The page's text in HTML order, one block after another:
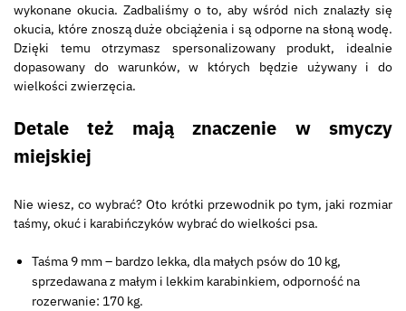
wykonane okucia. Zadbaliśmy o to, aby wśród nich znalazły się
okucia, które znoszą duże obciążenia i są odporne na słoną wodę.
Dzięki temu otrzymasz spersonalizowany produkt, idealnie
dopasowany do warunków, w których będzie używany i do
wielkości zwierzęcia.
Detale też mają znaczenie w smyczy
miejskiej
Nie wiesz, co wybrać? Oto krótki przewodnik po tym, jaki rozmiar
taśmy, okuć i karabińczyków wybrać do wielkości psa.
Taśma 9 mm – bardzo lekka, dla małych psów do 10 kg,
sprzedawana z małym i lekkim karabinkiem, odporność na
rozerwanie: 170 kg.